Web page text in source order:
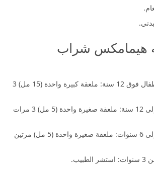
هيمامكس شراب
كبار السن والأطفال فوق 12 سنة: ملعقة كبيرة واحدة (15 مل) 3
الأطفال من 6 إلى 12 سنة: ملعقة صغيرة واحدة (5 مل) 3 مرات
الأطفال من 3 إلى 6 سنوات: ملعقة صغيرة واحدة (5 مل) مرتين